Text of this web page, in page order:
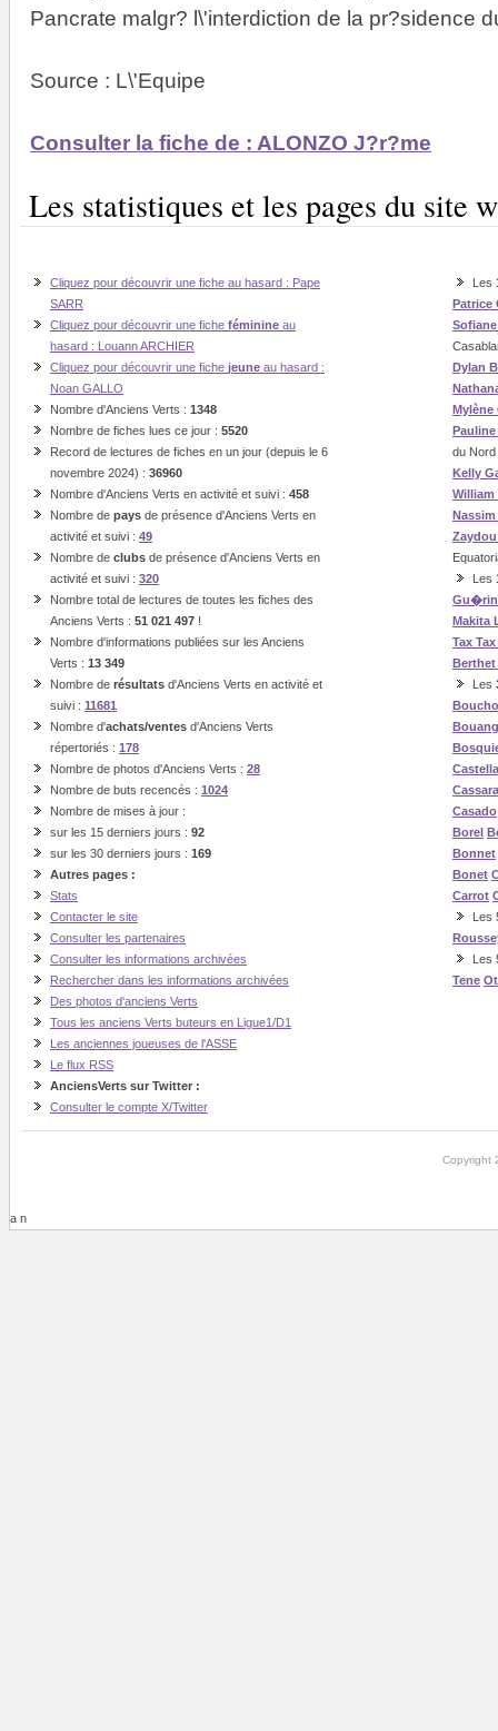
Pancrate malgr? l\'interdiction de la pr?sidence
Source : L\'Equipe
Consulter la fiche de : ALONZO J?r?me
Les statistiques et les pages du site
Cliquez pour découvrir une fiche au hasard : Pape
SARR
Cliquez pour découvrir une fiche féminine au
hasard : Louann ARCHIER
Cliquez pour découvrir une fiche jeune au hasard :
Noan GALLO
Nombre d'Anciens Verts : 1348
Nombre de fiches lues ce jour : 5520
Record de lectures de fiches en un jour (depuis le 6
novembre 2024) : 36960
Nombre d'Anciens Verts en activité et suivi : 458
Nombre de pays de présence d'Anciens Verts en
activité et suivi : 49
Nombre de clubs de présence d'Anciens Verts en
activité et suivi : 320
Nombre total de lectures de toutes les fiches des
Anciens Verts : 51 021 497 !
Nombre d'informations publiées sur les Anciens
Verts : 13 349
Nombre de résultats d'Anciens Verts en activité et
suivi : 11681
Nombre d'achats/ventes d'Anciens Verts
répertoriés : 178
Nombre de photos d'Anciens Verts : 28
Nombre de buts recencés : 1024
Nombre de mises à jour :
sur les 15 derniers jours : 92
sur les 30 derniers jours : 169
Autres pages :
Stats
Contacter le site
Consulter les partenaires
Consulter les informations archivées
Rechercher dans les informations archivées
Des photos d'anciens Verts
Tous les anciens Verts buteurs en Ligue1/D1
Les anciennes joueuses de l'ASSE
Le flux RSS
AnciensVerts sur Twitter :
Consulter le compte X/Twitter
Les
Patrice
Dylan
Mylène
du Nord
Kelly
William
Les
Gu�rin
Makita
Tax Tax
Berthet
Les
Cassara
Casado
Borel
Bonnet
Bonet
Carrot
Les
Les
Tene
Copyright
a n